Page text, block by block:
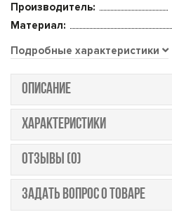
Производитель:
Материал:
Подробные характеристики
ОПИСАНИЕ
ХАРАКТЕРИСТИКИ
ОТЗЫВЫ (0)
ЗАДАТЬ ВОПРОС О ТОВАРЕ